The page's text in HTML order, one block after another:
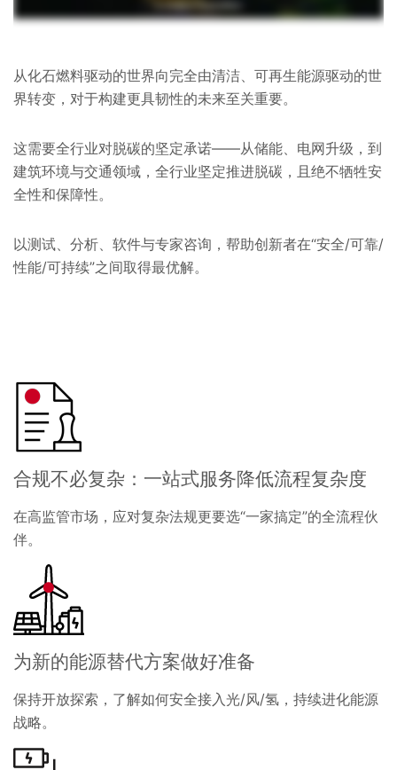
从化石燃料驱动的世界向完全由清洁、可再生能源驱动的世
界转变，对于构建更具韧性的未来至关重要。
这需要全行业对脱碳的坚定承诺——从储能、电网升级，到
建筑环境与交通领域，全行业坚定推进脱碳，且绝不牺牲安
全性和保障性。
以测试、分析、软件与专家咨询，帮助创新者在“安全/可靠/
性能/可持续”之间取得最优解。
合规不必复杂：一站式服务降低流程复杂度
在高监管市场，应对复杂法规更要选“一家搞定”的全流程伙
伴。
为新的能源替代方案做好准备
保持开放探索，了解如何安全接入光/风/氢，持续进化能源
战略。